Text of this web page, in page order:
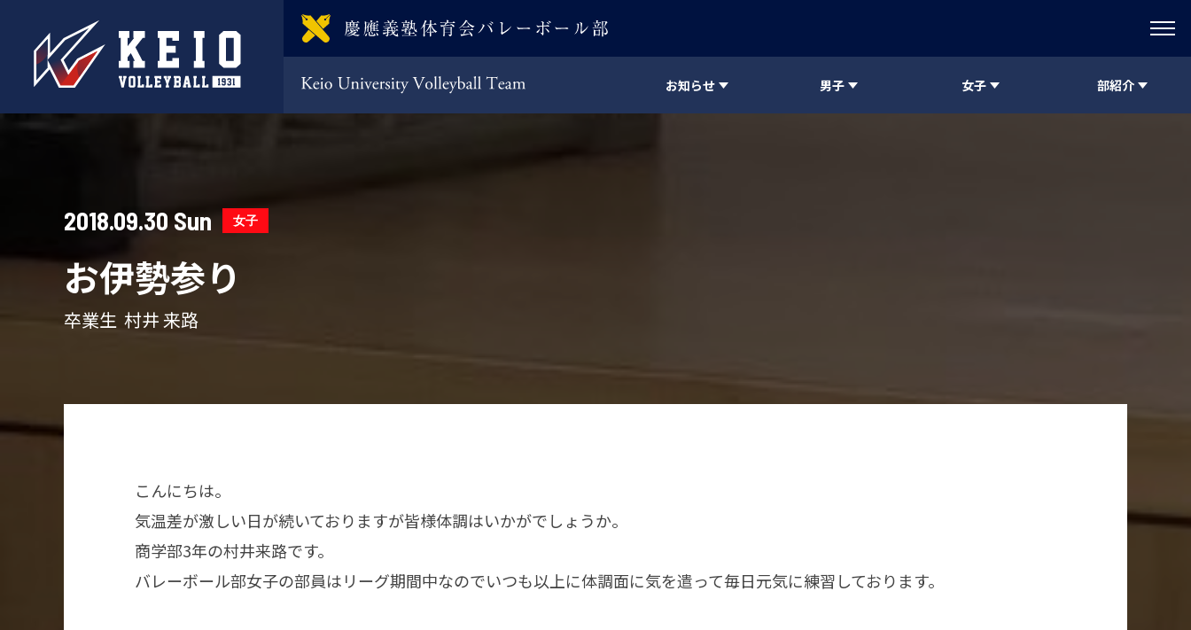
Keio University Volleyball Teamお知らせ 男子 女子 部紹介
2018.09.30 Sun 女子
お伊勢参り
卒業生 村井 来路
こんにちは。
気温差が激しい日が続いておりますが皆様体調はいかがでしょうか。
商学部3年の村井来路です。
バレーボール部女子の部員はリーグ期間中なのでいつも以上に体調面に気を遣って毎日元気に練習しております。